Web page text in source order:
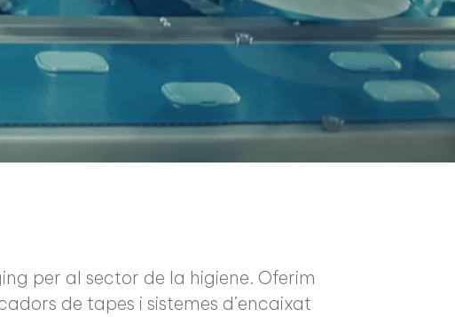
per al sector de la higiene. Oferim
de tapes i sistemes d’encaixat